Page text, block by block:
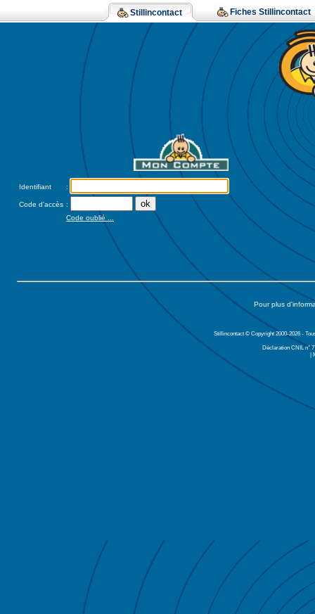
Stillincontact Fiches Stillincontact
Identifiant :
Code d'accès :
Code oublié ...
Pour plus
Stillincontact © Copyright 2000-2026 -
Déclaration CNIL n°
|